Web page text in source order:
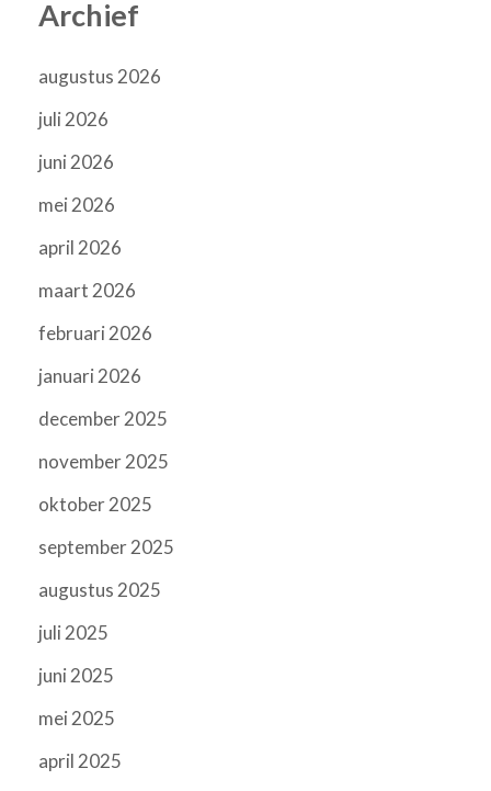
Archief
augustus 2026
juli 2026
juni 2026
mei 2026
april 2026
maart 2026
februari 2026
januari 2026
december 2025
november 2025
oktober 2025
september 2025
augustus 2025
juli 2025
juni 2025
mei 2025
april 2025